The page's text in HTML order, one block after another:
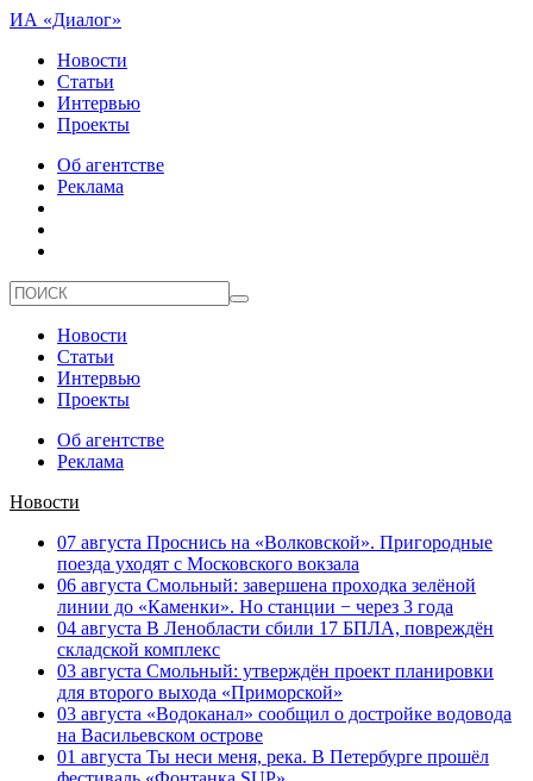
ИА «Диалог»
Новости
Статьи
Интервью
Проекты
Об агентстве
Реклама
Новости
Статьи
Интервью
Проекты
Об агентстве
Реклама
Новости
07 августа Проснись на «Волковской». Пригородные
поезда уходят с Московского вокзала
06 августа Смольный: завершена проходка зелёной
линии до «Каменки». Но станции − через 3 года
04 августа В Ленобласти сбили 17 БПЛА, повреждён
складской комплекс
03 августа Смольный: утверждён проект планировки
для второго выхода «Приморской»
03 августа «Водоканал» сообщил о достройке водовода
на Васильевском острове
01 августа Ты неси меня, река. В Петербурге прошёл